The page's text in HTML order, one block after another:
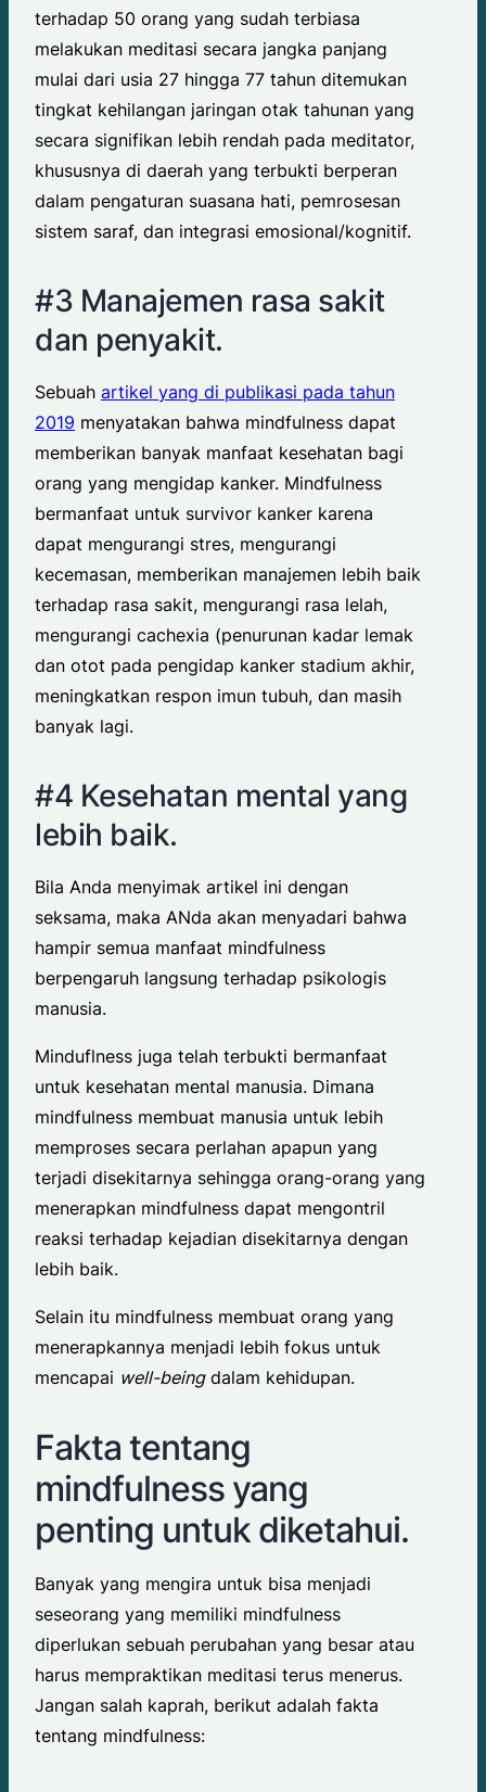
terhadap 50 orang yang sudah terbiasa
melakukan meditasi secara jangka panjang
mulai dari usia 27 hingga 77 tahun ditemukan
tingkat kehilangan jaringan otak tahunan yang
secara signifikan lebih rendah pada meditator,
khususnya di daerah yang terbukti berperan
dalam pengaturan suasana hati, pemrosesan
sistem saraf, dan integrasi emosional/kognitif.
#3 Manajemen rasa sakit
dan penyakit.
Sebuah artikel yang di publikasi pada tahun
2019 menyatakan bahwa mindfulness dapat
memberikan banyak manfaat kesehatan bagi
orang yang mengidap kanker. Mindfulness
bermanfaat untuk survivor kanker karena
dapat mengurangi stres, mengurangi
kecemasan, memberikan manajemen lebih baik
terhadap rasa sakit, mengurangi rasa lelah,
mengurangi cachexia (penurunan kadar lemak
dan otot pada pengidap kanker stadium akhir,
meningkatkan respon imun tubuh, dan masih
banyak lagi.
#4 Kesehatan mental yang
lebih baik.
Bila Anda menyimak artikel ini dengan
seksama, maka ANda akan menyadari bahwa
hampir semua manfaat mindfulness
berpengaruh langsung terhadap psikologis
manusia.
Minduflness juga telah terbukti bermanfaat
untuk kesehatan mental manusia. Dimana
mindfulness membuat manusia untuk lebih
memproses secara perlahan apapun yang
terjadi disekitarnya sehingga orang-orang yang
menerapkan mindfulness dapat mengontril
reaksi terhadap kejadian disekitarnya dengan
lebih baik.
Selain itu mindfulness membuat orang yang
menerapkannya menjadi lebih fokus untuk
mencapai well-beingdalam kehidupan.
Fakta tentang
mindfulness yang
penting untuk diketahui.
Banyak yang mengira untuk bisa menjadi
seseorang yang memiliki mindfulness
diperlukan sebuah perubahan yang besar atau
harus mempraktikan meditasi terus menerus.
Jangan salah kaprah, berikut adalah fakta
tentang mindfulness: